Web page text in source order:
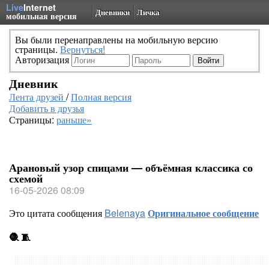
LiveInternet
мобильная версия Дневники Личка
Вы были перенаправлены на мобильную версию
страницы. Вернуться!
Авторизация
Дневник
Лента друзей /Полная версия
Добавить в друзья
Страницы: раньше»
Арановый узор спицами — объёмная классика со
схемой
16-05-2026 08:09
Это цитата сообщения BelenayaОригинальное сообщение
🧶 🧵